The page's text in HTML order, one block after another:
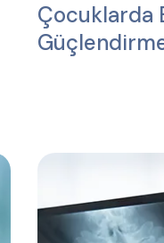
Çocuklarda